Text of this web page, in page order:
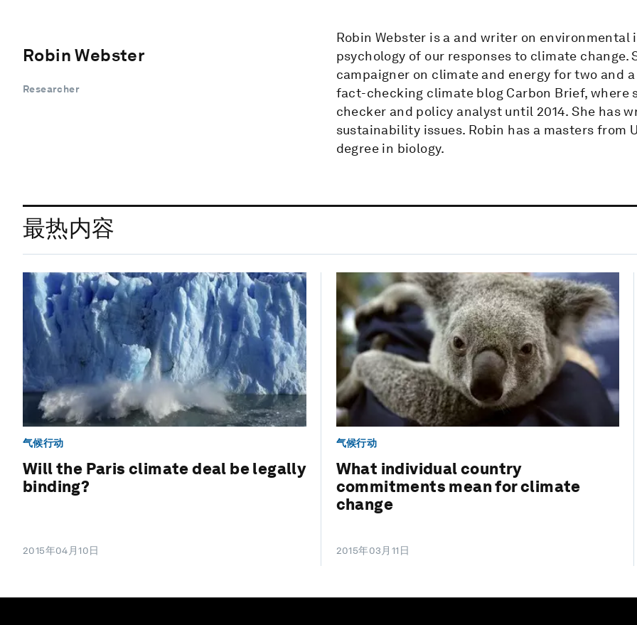
Robin Webster
Researcher
Robin Webster is a and writer on
psychology of our responses to climate change.
campaigner on climate and energy for two and
fact-checking climate blog Carbon Brief, where
checker and policy analyst until 2014. She has
sustainability issues. Robin has a masters from
degree in biology.
最热内容
气候行动
Will the Paris climate deal be legally
binding?
2015年04月10日
气候行动
What individual country
commitments mean for climate
change
2015年03月11日